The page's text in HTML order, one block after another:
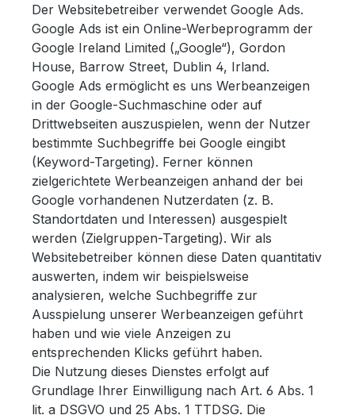
Der Websitebetreiber verwendet Google Ads.
Google Ads ist ein Online-Werbeprogramm der
Google Ireland Limited („Google“), Gordon
House, Barrow Street, Dublin 4, Irland.
Google Ads ermöglicht es uns Werbeanzeigen
in der Google-Suchmaschine oder auf
Drittwebseiten auszuspielen, wenn der Nutzer
bestimmte Suchbegriffe bei Google eingibt
(Keyword-Targeting). Ferner können
zielgerichtete Werbeanzeigen anhand der bei
Google vorhandenen Nutzerdaten (z. B.
Standortdaten und Interessen) ausgespielt
werden (Zielgruppen-Targeting). Wir als
Websitebetreiber können diese Daten quantitativ
auswerten, indem wir beispielsweise
analysieren, welche Suchbegriffe zur
Ausspielung unserer Werbeanzeigen geführt
haben und wie viele Anzeigen zu
entsprechenden Klicks geführt haben.
Die Nutzung dieses Dienstes erfolgt auf
Grundlage Ihrer Einwilligung nach Art. 6 Abs. 1
lit. a DSGVO und 25 Abs. 1 TTDSG. Die